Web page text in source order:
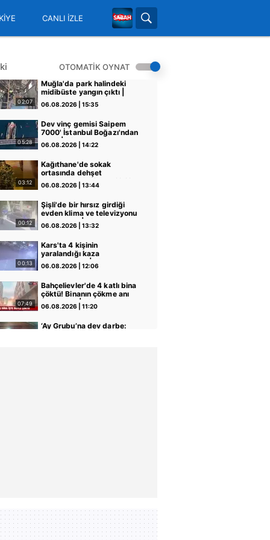
CANLI İZLE
OTOMATİK OYNAT
02:07
Muğla'da park halindeki
midibüste yangın çıktı |
Video
06.08.2026 | 15:35
05:28
Dev vinç gemisi Saipem
7000' İstanbul Boğazı'ndan
geçti | Video
06.08.2026 | 14:22
03:12
Kağıthane'de sokak
ortasında dehşet
kamerada: Eski sevgilisi ile
erkek arkadaşını silahla
06.08.2026 | 13:44
00:12
Şişli'de bir hırsız girdiği
evden klima ve televizyonu
böyle çaldı | Video
06.08.2026 | 13:32
00:13
Kars'ta 4 kişinin
yaralandığı kaza
kamerasında | Video
06.08.2026 | 12:06
07:49
Bahçelievler'de 4 katlı bina
çöktü! Binanın çökme anı
kamerada | Video
06.08.2026 | 11:20
‘Ay Grubu’na dev darbe:
| Video
Şişli'de genç kız, eski
erkek arkadaşı tarafından